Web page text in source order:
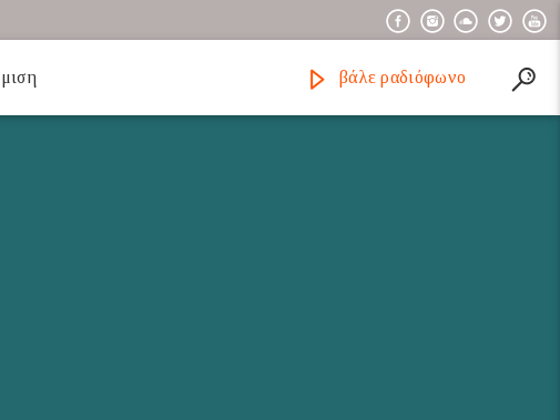
βάλε ραδιόφωνο